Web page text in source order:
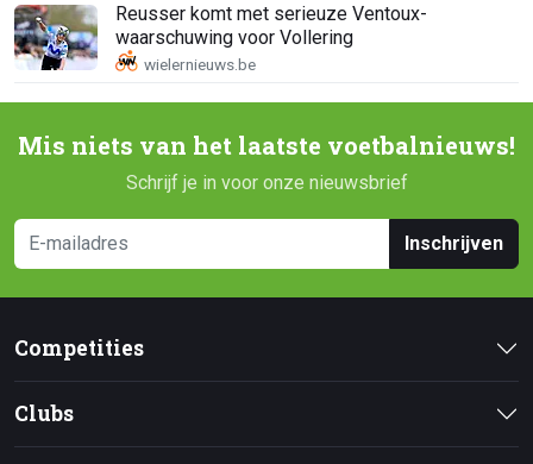
Reusser komt met serieuze Ventoux-
waarschuwing voor Vollering
Mis niets van het laatste voetbalnieuws!
Schrijf je in voor onze nieuwsbrief
Inschrijven
Competities
Clubs